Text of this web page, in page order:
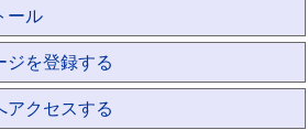
ール
ジを登録する
アクセスする